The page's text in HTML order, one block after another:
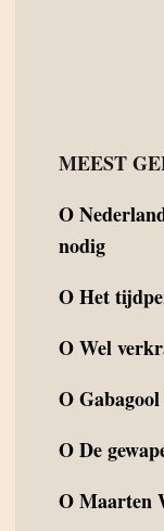
MEEST
O
nodig
OHet
OWel
OGabagool
ODe
OMaarten